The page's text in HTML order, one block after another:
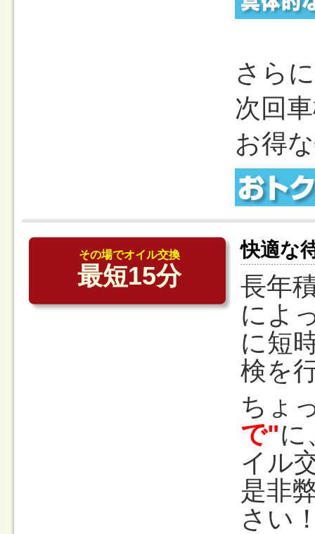
さら
次回
お得
その場でオイル交換
最短15分
快適な
長年
によ
に短
検を
ちょ
で"に
イル
是非
さい